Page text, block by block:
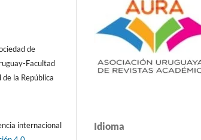
de
Facultad
la República
internacional
Idioma